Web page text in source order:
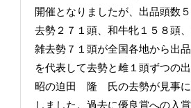
開催となりましたが、出品頭数
去勢２７１頭、和牛牝１５８頭
雑去勢７１頭が全国各地から出
を代表して去勢と雌１頭ずつの
昭の迫田 隆 氏の去勢が見事に
しました。過去に優良賞への入